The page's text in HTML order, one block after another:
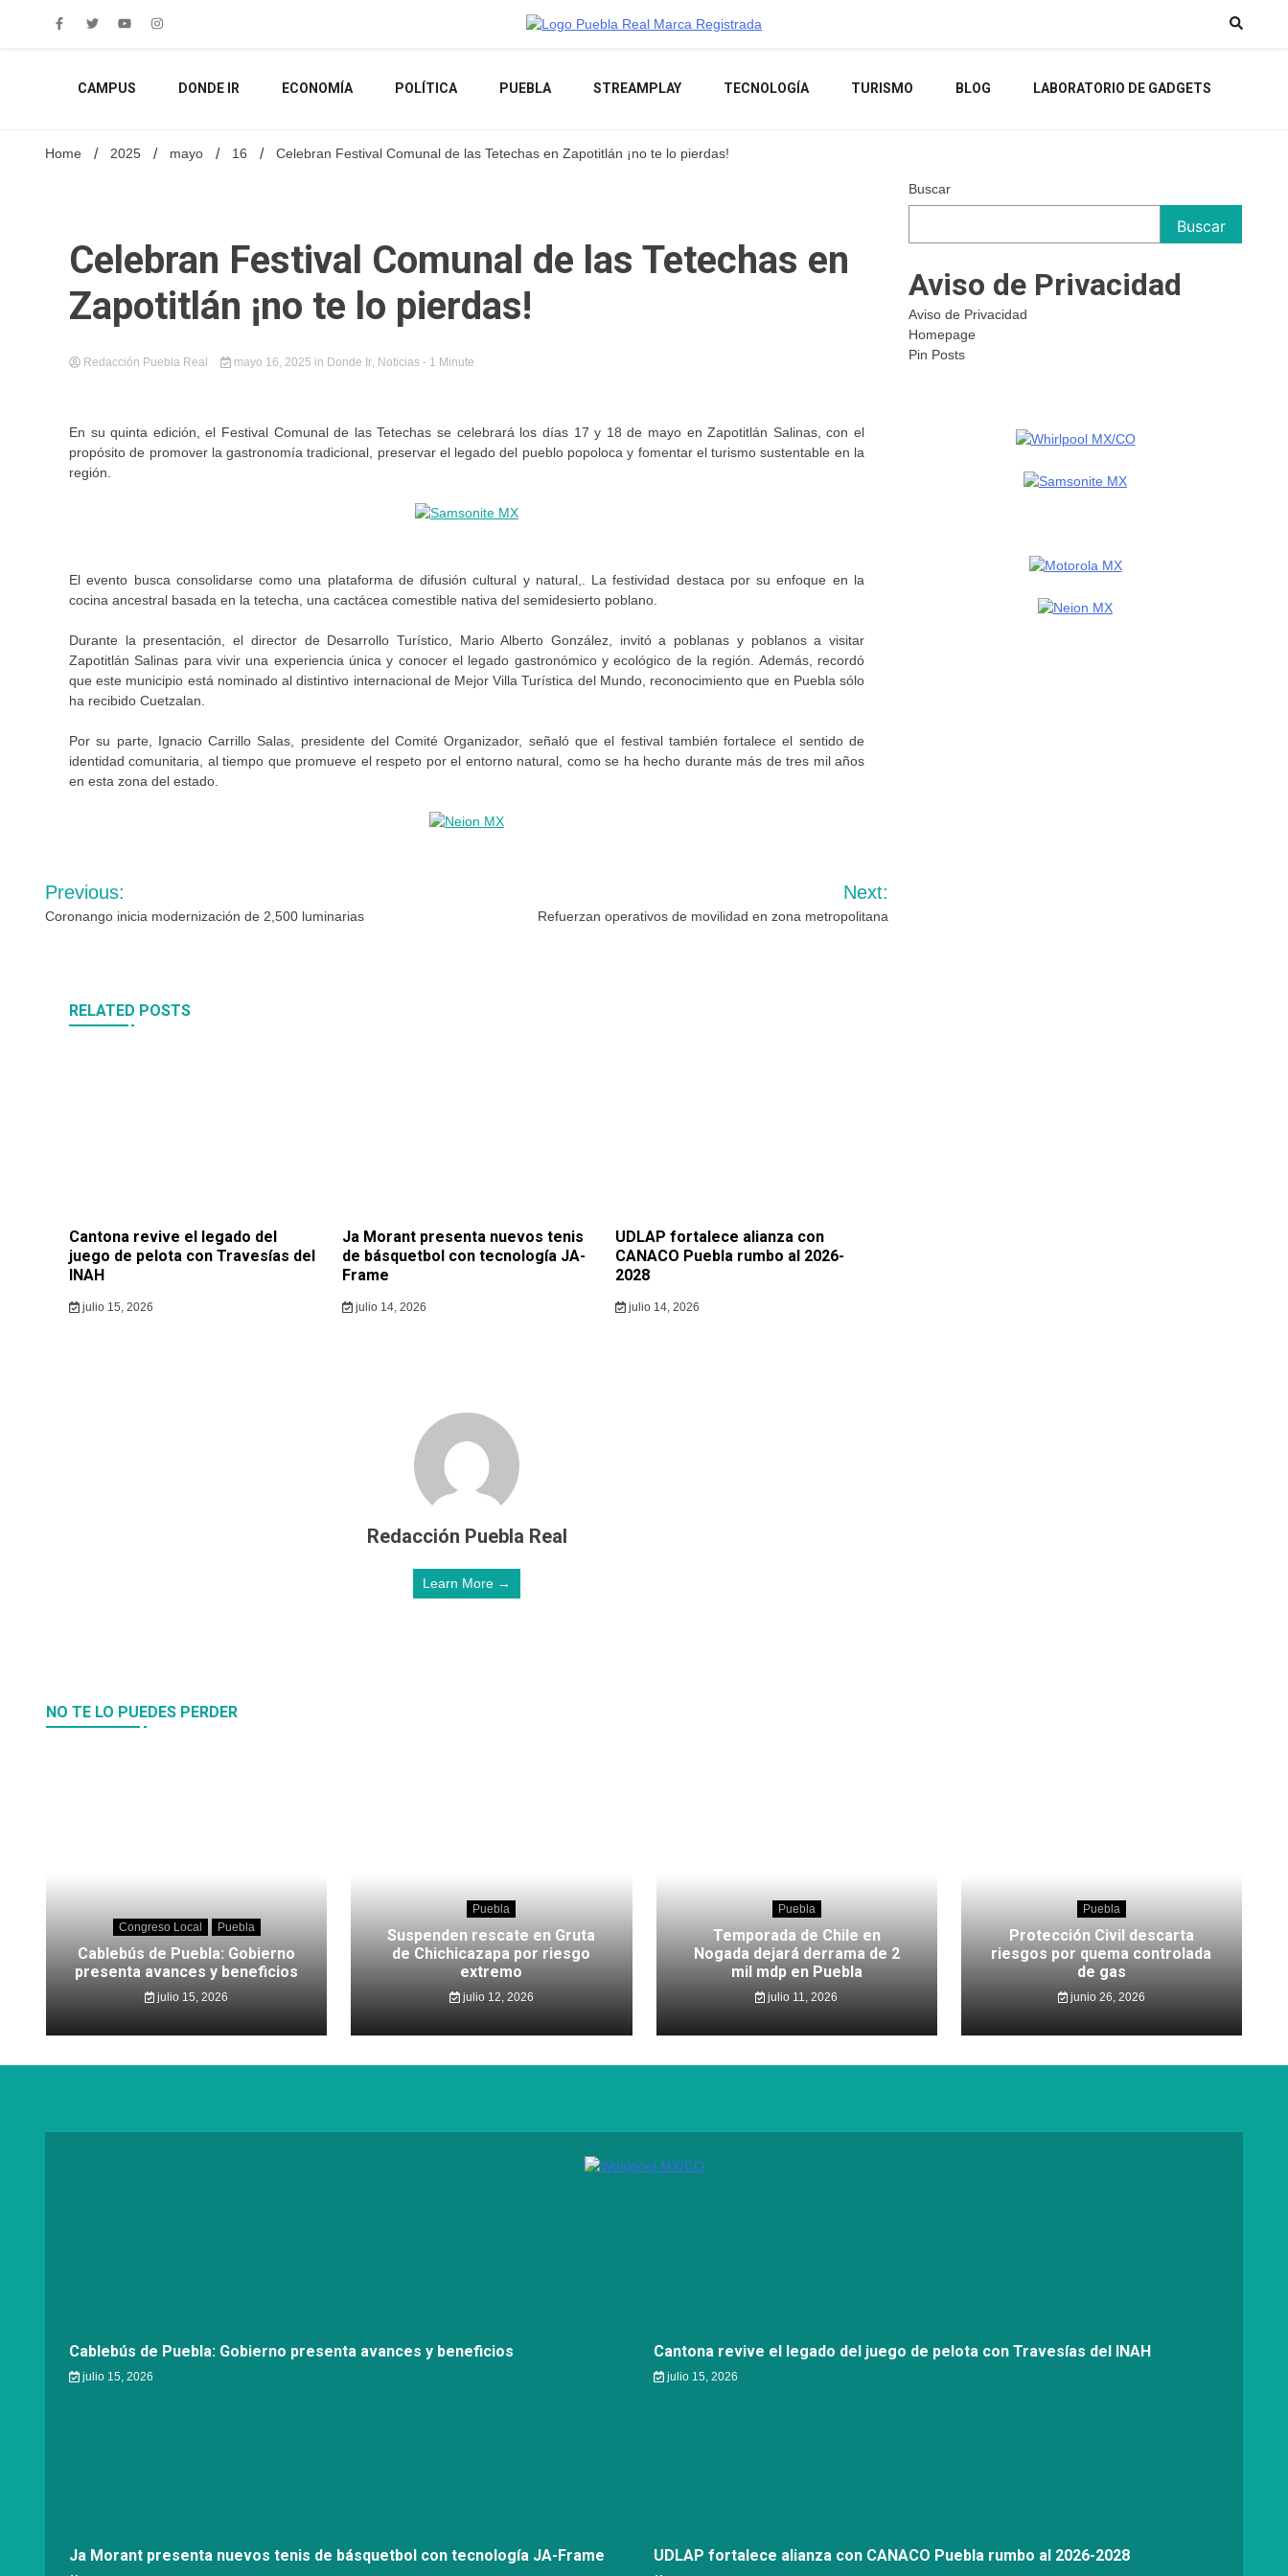
CAMPUS DONDE IR ECONOMÍA POLÍTICA PUEBLA STREAMPLAY TECNOLOGÍA TURISMO BLOG LABORATORIO DE GADGETS
Home 2025 mayo 16 Celebran Festival Comunal de las Tetechas en Zapotitlán ¡no te lo pierdas!
Celebran Festival Comunal de las Tetechas en
Zapotitlán ¡no te lo pierdas!
Redacción Puebla Real mayo 16, 2025 in Donde Ir, Noticias - 1 Minute
En su quinta edición, el Festival Comunal de las Tetechas se celebrará los días 17 y 18 de mayo en Zapotitlán Salinas, con el
propósito de promover la gastronomía tradicional, preservar el legado del pueblo popoloca y fomentar el turismo sustentable en la
región.
El evento busca consolidarse como una plataforma de difusión cultural y natural,. La festividad destaca por su enfoque en la
cocina ancestral basada en la tetecha, una cactácea comestible nativa del semidesierto poblano.
Durante la presentación, el director de Desarrollo Turístico, Mario Alberto González, invitó a poblanas y poblanos a visitar
Zapotitlán Salinas para vivir una experiencia única y conocer el legado gastronómico y ecológico de la región. Además, recordó
que este municipio está nominado al distintivo internacional de Mejor Villa Turística del Mundo, reconocimiento que en Puebla sólo
ha recibido Cuetzalan.
Por su parte, Ignacio Carrillo Salas, presidente del Comité Organizador, señaló que el festival también fortalece el sentido de
identidad comunitaria, al tiempo que promueve el respeto por el entorno natural, como se ha hecho durante más de tres mil años
en esta zona del estado.
Navegación
de
Previous:
Coronango inicia modernización de 2,500 luminarias
Next:
Refuerzan operativos de movilidad en zona metropolitana
RELATED POSTS
Cantona revive el legado del
juego de pelota con Travesías del
INAH
julio 15, 2026
Ja Morant presenta nuevos tenis
de básquetbol con tecnología JA-
Frame
julio 14, 2026
UDLAP fortalece alianza con
CANACO Puebla rumbo al 2026-
2028
julio 14, 2026
Redacción Puebla Real
Learn More →
Buscar
Buscar
Aviso de Privacidad
Aviso de Privacidad
Homepage
Pin Posts
NO TE LO PUEDES PERDER
Congreso Local Puebla
Cablebús de Puebla: Gobierno
presenta avances y beneficios
julio 15, 2026
Puebla
Suspenden rescate en Gruta
de Chichicazapa por riesgo
extremo
julio 12, 2026
Puebla
Temporada de Chile en
Nogada dejará derrama de 2
mil mdp en Puebla
julio 11, 2026
Puebla
Protección Civil descarta
riesgos por quema controlada
de gas
junio 26, 2026
Cablebús de Puebla: Gobierno presenta avances y beneficios
julio 15, 2026
Cantona revive el legado del juego de pelota con Travesías del INAH
julio 15, 2026
Ja Morant presenta nuevos tenis de básquetbol con tecnología JA-Frame UDLAP fortalece alianza con CANACO Puebla rumbo al 2026-2028